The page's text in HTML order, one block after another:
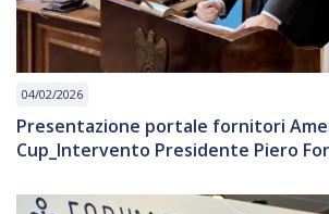
04/02/2026
Presentazione portale fornitori
Cup_Intervento Presidente Piero